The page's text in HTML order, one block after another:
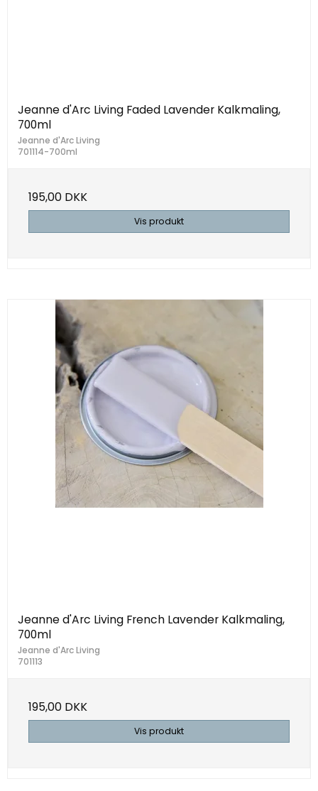
Jeanne d'Arc Living Faded Lavender Kalkmaling,
700ml
Jeanne d'Arc Living
701114-700ml
195,00 DKK
Vis produkt
Jeanne d'Arc Living French Lavender Kalkmaling,
700ml
Jeanne d'Arc Living
701113
195,00 DKK
Vis produkt